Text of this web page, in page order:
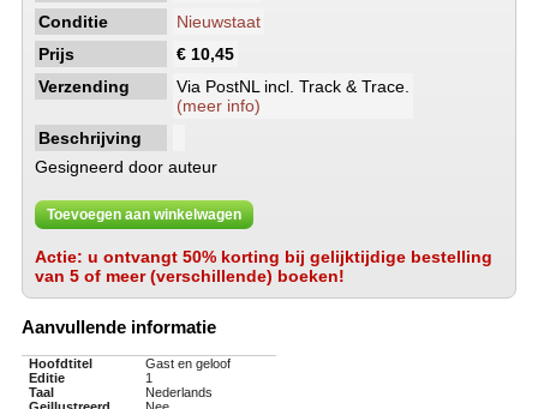
Conditie
Nieuwstaat
Prijs
€ 10,45
Verzending
Via PostNL incl. Track & Trace.
(meer info)
Beschrijving
Gesigneerd door auteur
Toevoegen aan winkelwagen
Actie: u ontvangt 50% korting bij gelijktijdige bestelling
van 5 of meer (verschillende) boeken!
Aanvullende informatie
Hoofdtitel
Gast en geloof
Editie
1
Taal
Nederlands